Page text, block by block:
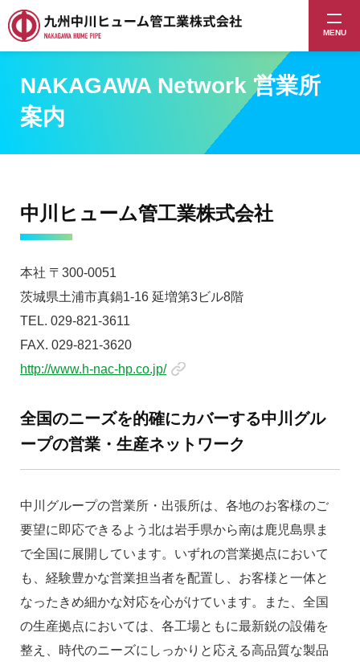
MENU
NAKAGAWA Network 営業所
案内
中川ヒューム管工業株式会社
本社 〒300-0051
茨城県土浦市真鍋1-16 延増第3ビル8階
TEL. 029-821-3611
FAX. 029-821-3620
http://www.h-nac-hp.co.jp/
全国のニーズを的確にカバーする中川グル
ープの営業・生産ネットワーク
中川グループの営業所・出張所は、各地のお客様のご
要望に即応できるよう北は岩手県から南は鹿児島県ま
で全国に展開しています。いずれの営業拠点において
も、経験豊かな営業担当者を配置し、お客様と一体と
なったきめ細かな対応を心がけています。また、全国
の生産拠点においては、各工場ともに最新鋭の設備を
整え、時代のニーズにしっかりと応える高品質な製品